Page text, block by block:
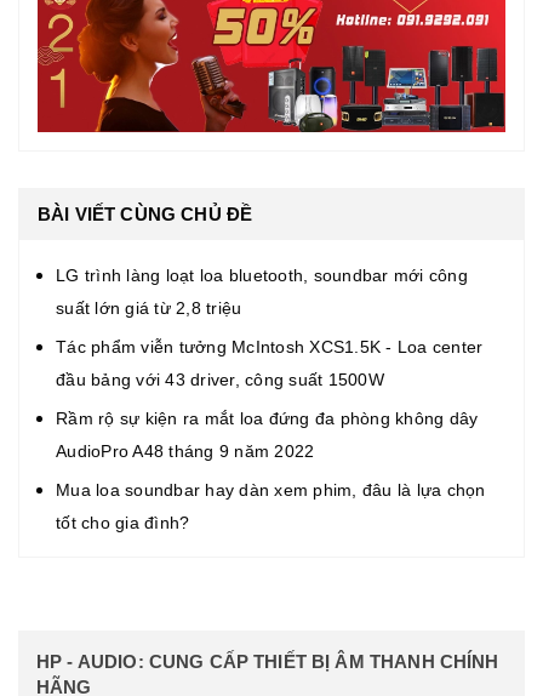
BÀI VIẾT CÙNG CHỦ ĐỀ
LG trình làng loạt loa bluetooth, soundbar mới công
suất lớn giá từ 2,8 triệu
Tác phẩm viễn tưởng McIntosh XCS1.5K - Loa center
đầu bảng với 43 driver, công suất 1500W
Rầm rộ sự kiện ra mắt loa đứng đa phòng không dây
AudioPro A48 tháng 9 năm 2022
Mua loa soundbar hay dàn xem phim, đâu là lựa chọn
tốt cho gia đình?
HP - AUDIO: CUNG CẤP THIẾT BỊ ÂM THANH CHÍNH
HÃNG